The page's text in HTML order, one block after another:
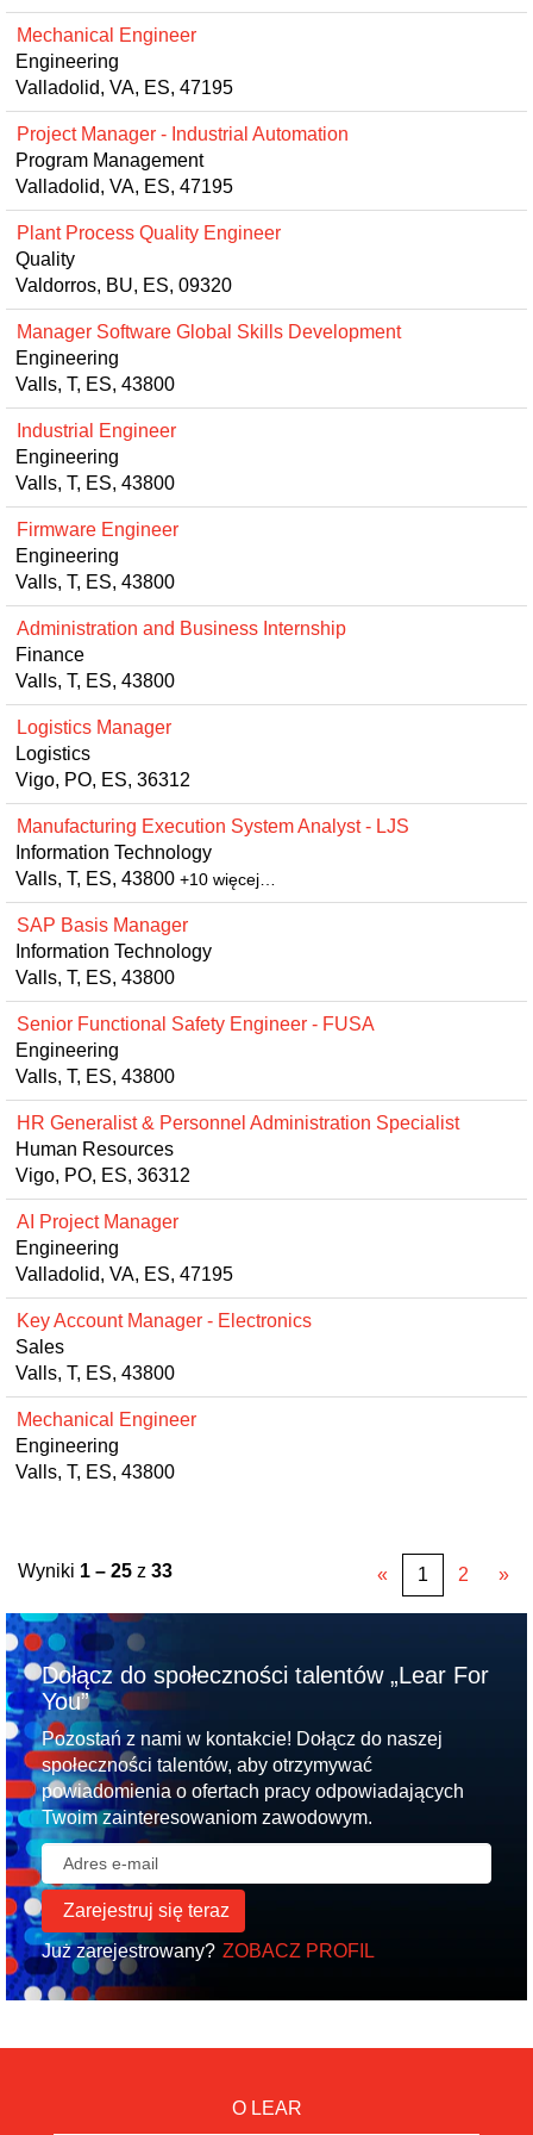
Mechanical Engineer
Engineering
Valladolid, VA, ES, 47195
Project Manager - Industrial Automation
Program Management
Valladolid, VA, ES, 47195
Plant Process Quality Engineer
Quality
Valdorros, BU, ES, 09320
Manager Software Global Skills Development
Engineering
Valls, T, ES, 43800
Industrial Engineer
Engineering
Valls, T, ES, 43800
Firmware Engineer
Engineering
Valls, T, ES, 43800
Administration and Business Internship
Finance
Valls, T, ES, 43800
Logistics Manager
Logistics
Vigo, PO, ES, 36312
Manufacturing Execution System Analyst - LJS
Information Technology
Valls, T, ES, 43800 +10 więcej…
SAP Basis Manager
Information Technology
Valls, T, ES, 43800
Senior Functional Safety Engineer - FUSA
Engineering
Valls, T, ES, 43800
HR Generalist & Personnel Administration Specialist
Human Resources
Vigo, PO, ES, 36312
AI Project Manager
Engineering
Valladolid, VA, ES, 47195
Key Account Manager - Electronics
Sales
Valls, T, ES, 43800
Mechanical Engineer
Engineering
Valls, T, ES, 43800
Wyniki 1 – 25 z 33 « 1 2 »
Dołącz do społeczności talentów „Lear For
You”
Pozostań z nami w kontakcie! Dołącz do naszej
społeczności talentów, aby otrzymywać
powiadomienia o ofertach pracy odpowiadających
Twoim zainteresowaniom zawodowym.
Już zarejestrowany? ZOBACZ PROFIL
O LEAR